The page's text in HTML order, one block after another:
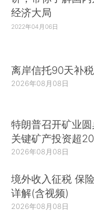
经济大局
2022年04月06日
离岸信托90天补
2026年08月08日
特朗普召开矿业
关键矿产投资超
2026年08月08日
境外收入征税 保
详解(含视频)
2026年08月08日